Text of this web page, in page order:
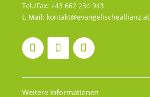
Tel./Fax: +43 662 234 943
E-Mail: kontakt@evangelischeallianz.at
Weitere Informationen